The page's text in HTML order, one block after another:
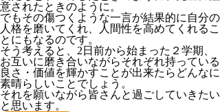
意されたときのように。
でもその傷つくような一言が結果的に自分の
人格を磨いてくれ、人間性を高めてくれるこ
とにもなるのです。
そう考えると、2日前から始まった２学期、
お互いに磨き合いながらそれぞれ持っている
良さ・価値を輝かすことが出来たらどんなに
素晴らしいことでしょう。
それを願いながら皆さんと過ごしていきたい
と思います。